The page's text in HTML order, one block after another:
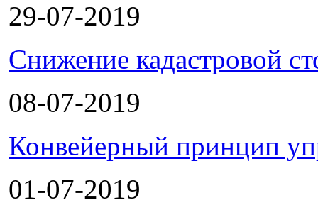
29-07-2019
Снижение кадастровой
08-07-2019
Конвейерный принцип
01-07-2019